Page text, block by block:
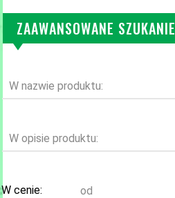
ZAAWANSOWANE SZUKANIE
W nazwie produktu:
W opisie produktu:
W cenie: od